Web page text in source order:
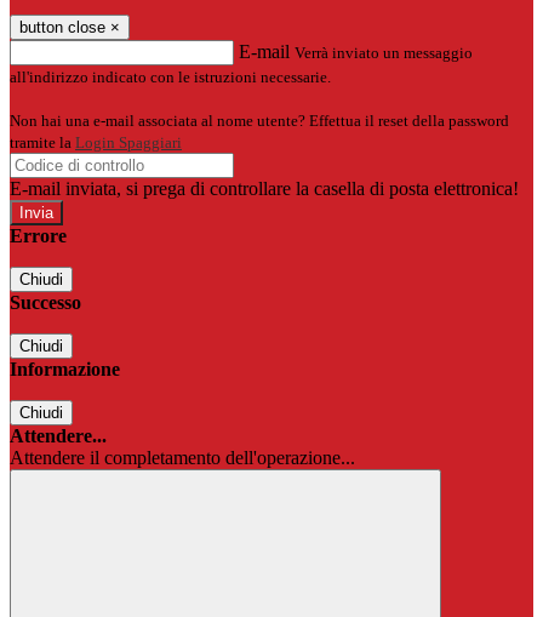
button close ×
E-mail Verrà inviato un messaggio
all'indirizzo indicato con le istruzioni necessarie.
Non hai una e-mail associata al nome utente? Effettua il reset della password
tramite la Login Spaggiari
E-mail inviata, si prega di controllare la casella di posta elettronica!
Errore
Chiudi
Successo
Chiudi
Informazione
Chiudi
Attendere...
Attendere il completamento dell'operazione...